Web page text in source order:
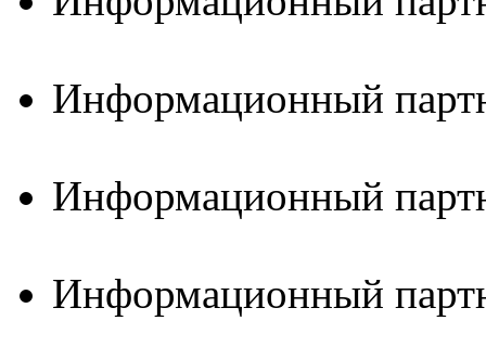
Информационный
Информационный
Информационный